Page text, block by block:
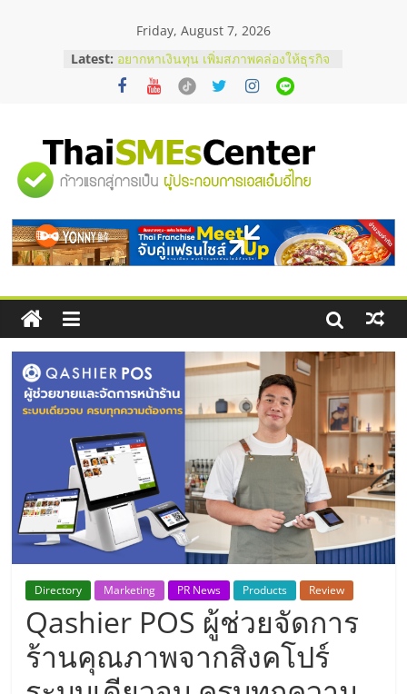
Friday, August 7, 2026
Latest: อยากหาเงินทุน เพิ่มสภาพคล่องให้ธุรกิจ
เริ่มยังไงให้ผ่านฉลุย
สัมมนาออนไลน์ โอกาสบริหารสถานี
ThaiFranchise Meet Up จับคู่แฟรน
ไชส์ ครั้งที่ 8
ร้านเครื่องเสียงคุณภาพสูง พร้อม
บริษัท Cybersecurity ในไทยที่ไหนดี?
วิธีเลือกผู้ให้บริการให้คุ้มค่าและตอบ
โจทย์ธุรกิจ
"ศูนย์
รวม
ข้อมูล
ธุรกิจ
SME
แห่ง
ประเทศไทย,
ThaiSMEsCenter,
รวม
ธุรกิจ
เอ
Directory Marketing PR News Products Review
Qashier POS ผู้ช่วยจัดการ
ร้านคุณภาพจากสิงคโปร์